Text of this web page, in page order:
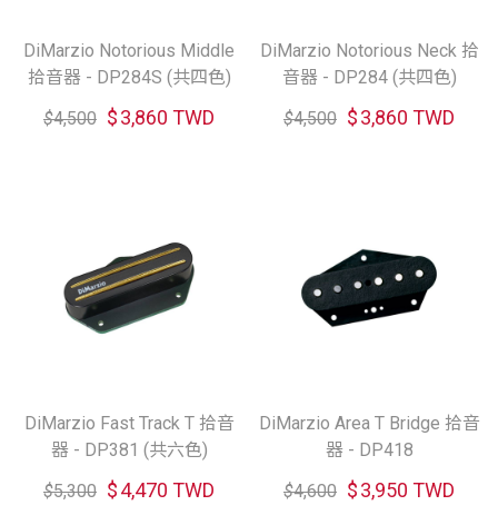
DiMarzio Notorious Middle
拾音器 - DP284S (共四色)
$4,500 $3,860 TWD
DiMarzio Notorious Neck 拾
音器 - DP284 (共四色)
$4,500 $3,860 TWD
DiMarzio Fast Track T 拾音
器 - DP381 (共六色)
$5,300 $4,470 TWD
DiMarzio Area T Bridge 拾音
器 - DP418
$4,600 $3,950 TWD